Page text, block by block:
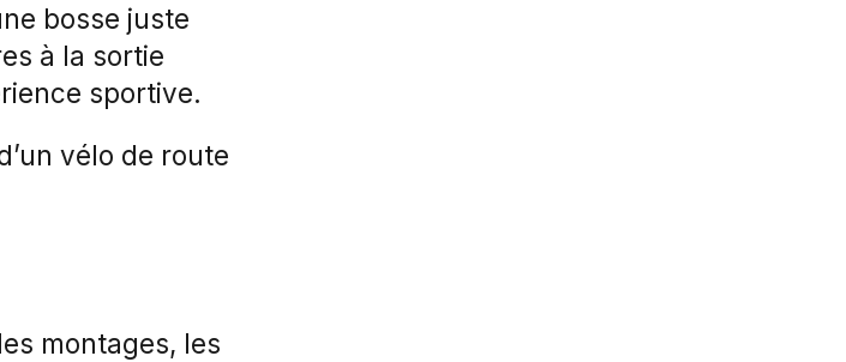
bosse juste
à la sortie
sportive.
vélo de route
montages, les